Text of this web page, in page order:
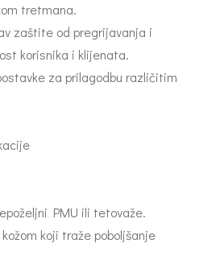
tretmana.
zaštite od pregrijavanja i
korisnika i klijenata.
za prilagodbu različitim
PMU ili tetovaže.
koji traže poboljšanje